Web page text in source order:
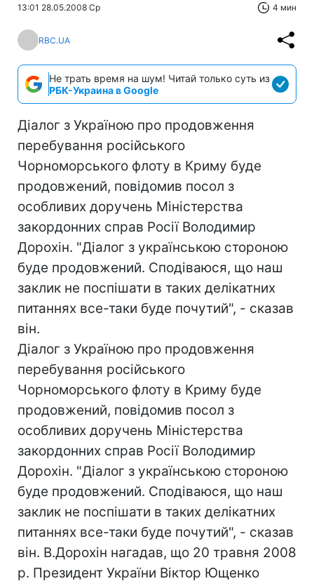
13:01 28.05.2008 Ср 4 мин
RBC.UA
Не трать время на шум! Читай только суть из
РБК-Украина в Google
Діалог з Україною про продовження
перебування російського
Чорноморського флоту в Криму буде
продовжений, повідомив посол з
особливих доручень Міністерства
закордонних справ Росії Володимир
Дорохін. "Діалог з українською стороною
буде продовжений. Сподіваюся, що наш
заклик не поспішати в таких делікатних
питаннях все-таки буде почутий", - сказав
він.
Діалог з Україною про продовження
перебування російського
Чорноморського флоту в Криму буде
продовжений, повідомив посол з
особливих доручень Міністерства
закордонних справ Росії Володимир
Дорохін. "Діалог з українською стороною
буде продовжений. Сподіваюся, що наш
заклик не поспішати в таких делікатних
питаннях все-таки буде почутий", - сказав
він. В.Дорохін нагадав, що 20 травня 2008
р. Президент України Віктор Ющенко